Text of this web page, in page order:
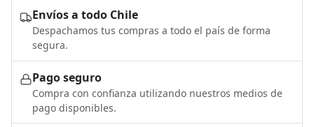
Envíos a todo Chile
Despachamos tus compras a todo el país de forma
segura.
Pago seguro
Compra con confianza utilizando nuestros medios de
pago disponibles.